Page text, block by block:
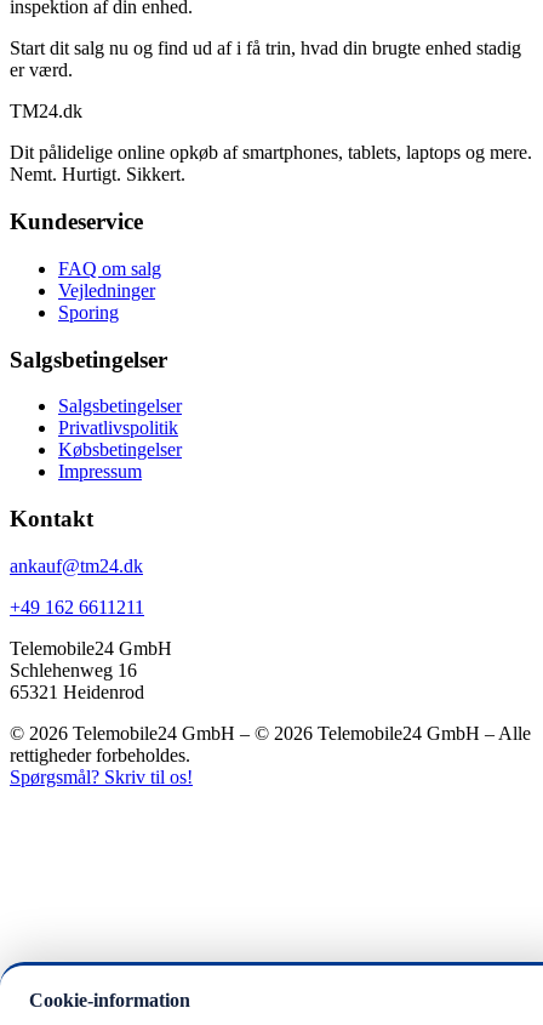
inspektion af din enhed.
Start dit salg nu og find ud af i få trin, hvad din brugte enhed stadig
er værd.
TM24.dk
Dit pålidelige online opkøb af smartphones, tablets, laptops og mere.
Nemt. Hurtigt. Sikkert.
Kundeservice
FAQ om salg
Vejledninger
Sporing
Salgsbetingelser
Salgsbetingelser
Privatlivspolitik
Købsbetingelser
Impressum
Kontakt
ankauf@tm24.dk
+49 162 6611211
Telemobile24 GmbH
Schlehenweg 16
65321 Heidenrod
© 2026 Telemobile24 GmbH – © 2026 Telemobile24 GmbH – Alle
rettigheder forbeholdes.
Spørgsmål? Skriv til os!
Cookie-information